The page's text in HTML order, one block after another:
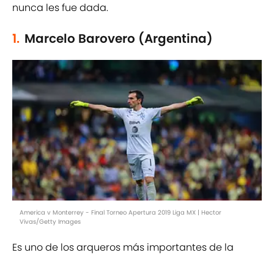
nunca les fue dada.
1. Marcelo Barovero (Argentina)
America v Monterrey - Final Torneo Apertura 2019 Liga MX | Hector
Vivas/Getty Images
Es uno de los arqueros más importantes de la